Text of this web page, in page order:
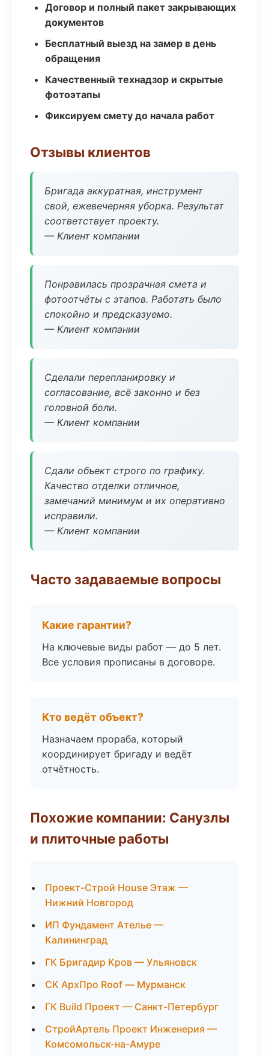
Договор и полный пакет закрывающих
документов
Бесплатный выезд на замер в день
обращения
Качественный технадзор и скрытые
фотоэтапы
Фиксируем смету до начала работ
Отзывы клиентов
Бригада аккуратная, инструмент
свой, ежевечерняя уборка. Результат
соответствует проекту.
— Клиент компании
Понравилась прозрачная смета и
фотоотчёты с этапов. Работать было
спокойно и предсказуемо.
— Клиент компании
Сделали перепланировку и
согласование, всё законно и без
головной боли.
— Клиент компании
Сдали объект строго по графику.
Качество отделки отличное,
замечаний минимум и их оперативно
исправили.
— Клиент компании
Часто задаваемые вопросы
Какие гарантии?
На ключевые виды работ — до 5 лет.
Все условия прописаны в договоре.
Кто ведёт объект?
Назначаем прораба, который
координирует бригаду и ведёт
отчётность.
Похожие компании: Санузлы
и плиточные работы
Проект-Строй House Этаж —
Нижний Новгород
ИП Фундамент Ателье —
Калининград
ГК Бригадир Кров — Ульяновск
СК АрхПро Roof — Мурманск
ГК Build Проект — Санкт-Петербург
СтройАртель Проект Инженерия —
Комсомольск-на-Амуре